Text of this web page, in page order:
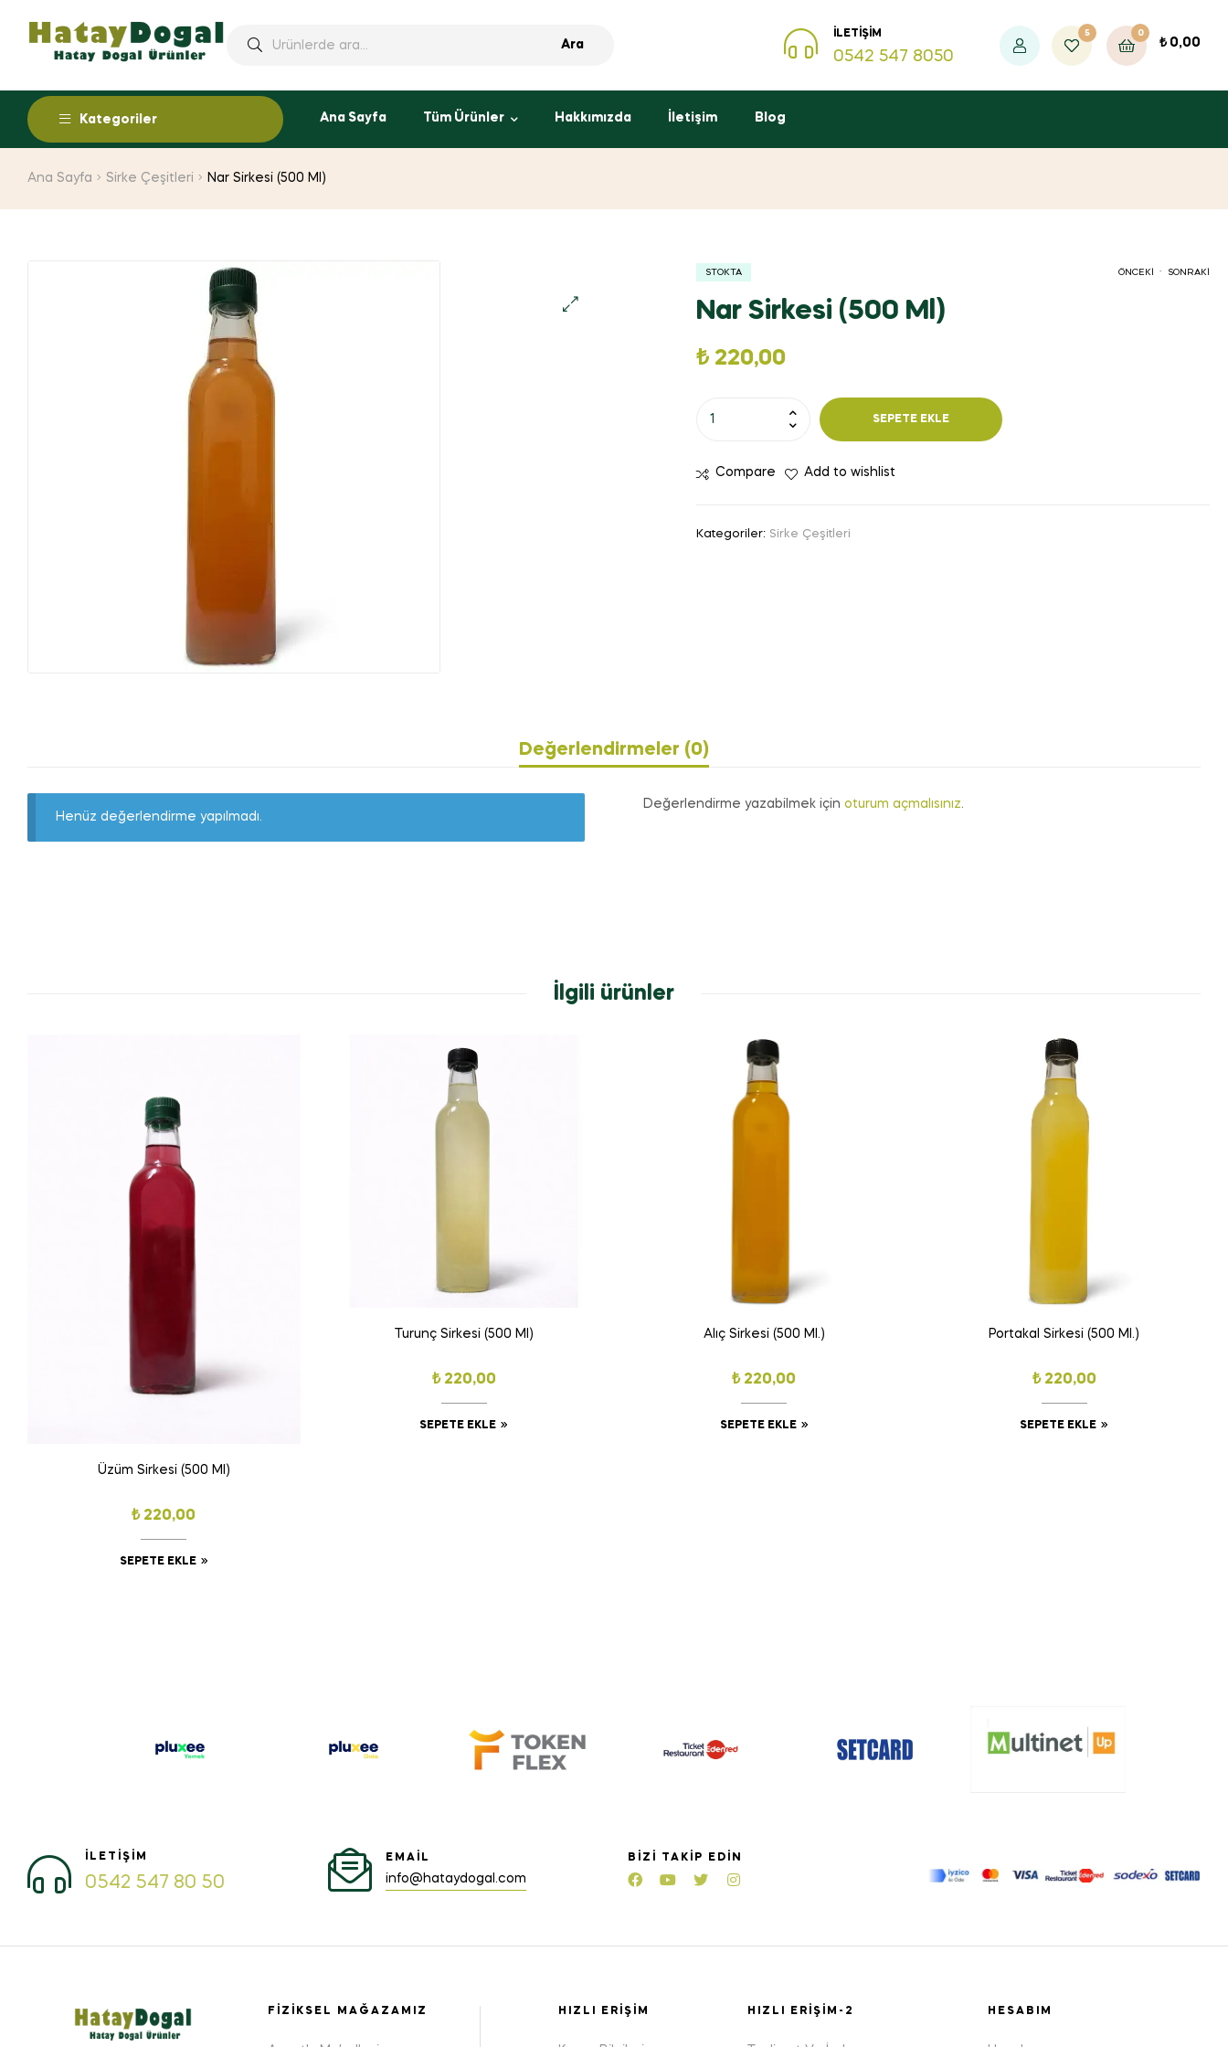
Ara
İLETIŞIM
0542 547 8050
5 0
₺ 0,00
Kategoriler Ana Sayfa Tüm Ürünler Hakkımızda İletişim Blog
Ana Sayfa Sirke Çeşitleri Nar Sirkesi (500 Ml)
ÖNCEKI . SONRAKI
STOKTA
Nar Sirkesi (500 Ml)
₺ 220,00
SEPETE EKLE
Compare Add to wishlist
Kategoriler: Sirke Çeşitleri
Değerlendirmeler (0)
Henüz değerlendirme yapılmadı.
Değerlendirme yazabilmek için oturum açmalısınız.
İlgili ürünler
Üzüm Sirkesi (500 Ml)
₺220,00
SEPETE EKLE
Turunç Sirkesi (500 Ml)
₺220,00
SEPETE EKLE
Alıç Sirkesi (500 Ml.)
₺220,00
SEPETE EKLE
Portakal Sirkesi (500 Ml.)
₺220,00
SEPETE EKLE
İLETIŞIM
0542 547 80 50
EMAIL
info@hataydogal.com
BIZI TAKIP EDIN
FIZIKSEL MAĞAZAMIZ HIZLI ERIŞIM HIZLI ERIŞIM-2 HESABIM